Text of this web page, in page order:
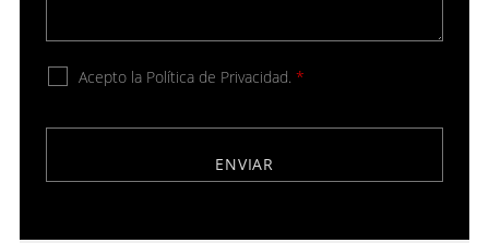
Acepto la Política de Privacidad. *